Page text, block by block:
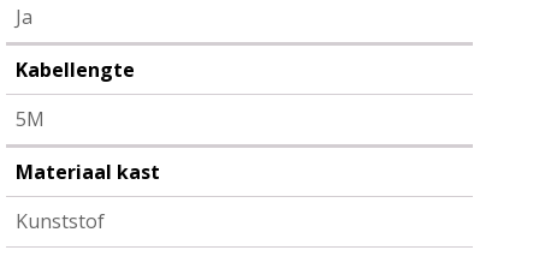
Ja
Kabellengte
5M
Materiaal kast
Kunststof